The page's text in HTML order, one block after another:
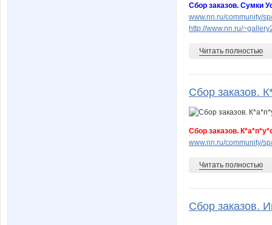
Сбор заказов. Сумки
www.nn.ru/community/
http://www.nn.ru/
Читать полностью
Сбор заказов.
Сбор заказов.
www.nn.ru/community/
Читать полностью
Сбор заказов.